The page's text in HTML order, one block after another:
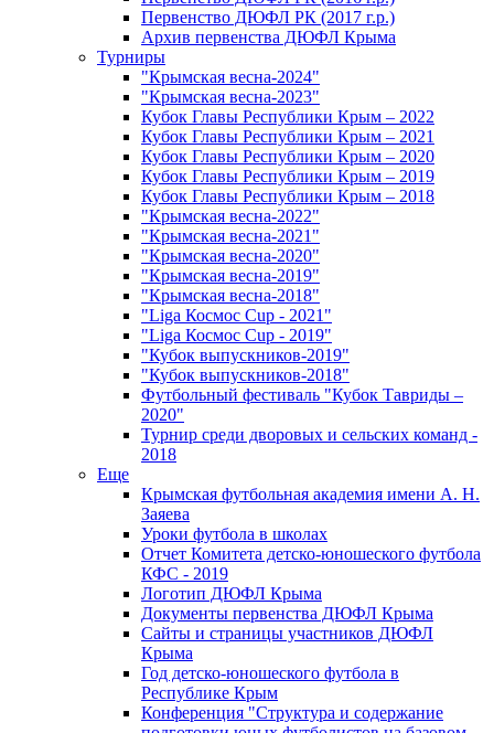
Первенство ДЮФЛ РК (2017 г.р.)
Архив первенства ДЮФЛ Крыма
Турниры
"Крымская весна-2024"
"Крымская весна-2023"
Кубок Главы Республики Крым – 2022
Кубок Главы Республики Крым – 2021
Кубок Главы Республики Крым – 2020
Кубок Главы Республики Крым – 2019
Кубок Главы Республики Крым – 2018
"Крымская весна-2022"
"Крымская весна-2021"
"Крымская весна-2020"
"Крымская весна-2019"
"Крымская весна-2018"
"Liga Космос Cup - 2021"
"Liga Космос Cup - 2019"
"Кубок выпускников-2019"
"Кубок выпускников-2018"
Футбольный фестиваль "Кубок Тавриды –
2020"
Турнир среди дворовых и сельских команд -
2018
Еще
Крымская футбольная академия имени А. Н.
Заяева
Уроки футбола в школах
Отчет Комитета детско-юношеского футбола
КФС - 2019
Логотип ДЮФЛ Крыма
Документы первенства ДЮФЛ Крыма
Сайты и страницы участников ДЮФЛ
Крыма
Год детско-юношеского футбола в
Республике Крым
Конференция "Структура и содержание